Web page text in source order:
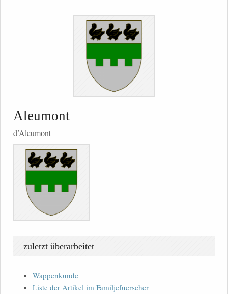
Aleumont
d’Aleumont
zuletzt überarbeitet
Wappenkunde
Liste der Artikel im Familjefuerscher